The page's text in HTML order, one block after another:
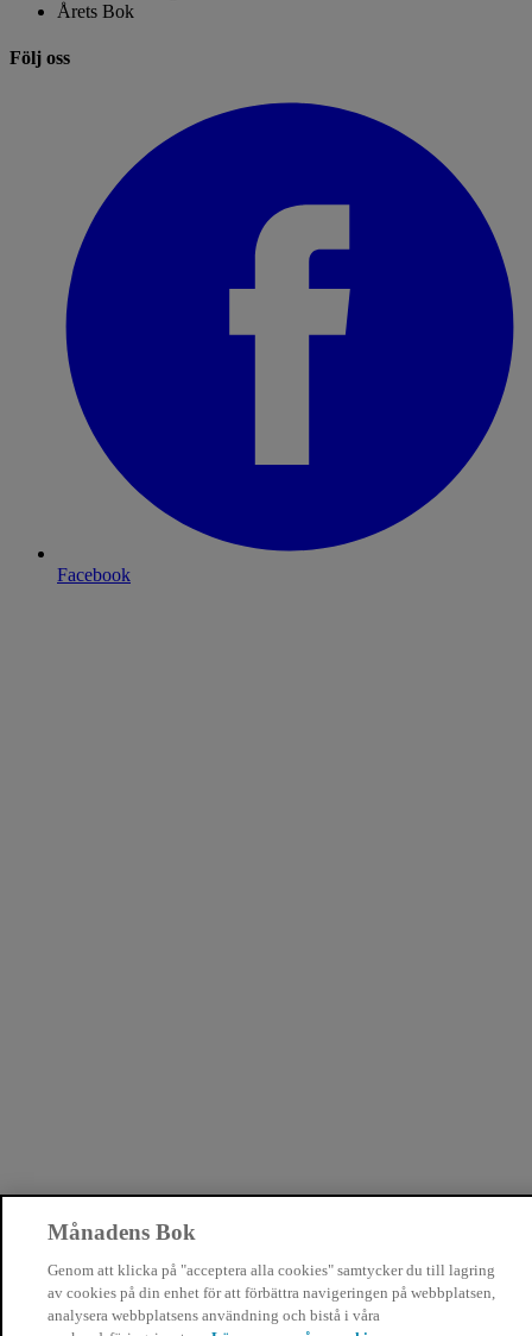
Årets Bok
Följ oss
Facebook
Månadens Bok
Genom att klicka på "acceptera alla cookies" samtycker du till lagring
av cookies på din enhet för att förbättra navigeringen på webbplatsen,
analysera webbplatsens användning och bistå i våra